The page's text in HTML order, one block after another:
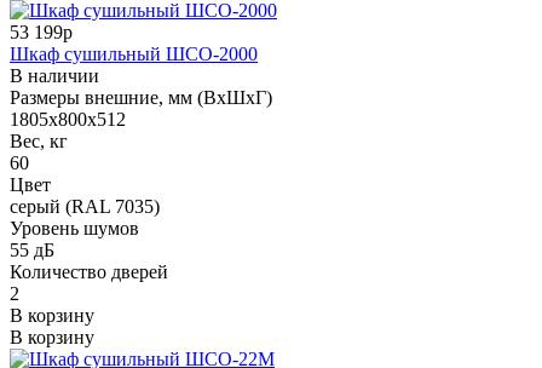
53 199р
Шкаф сушильный ШСО-2000
В наличии
Размеры внешние, мм (ВхШхГ)
1805х800х512
Вес, кг
60
Цвет
серый (RAL 7035)
Уровень шумов
55 дБ
Количество дверей
2
В корзину
В корзину